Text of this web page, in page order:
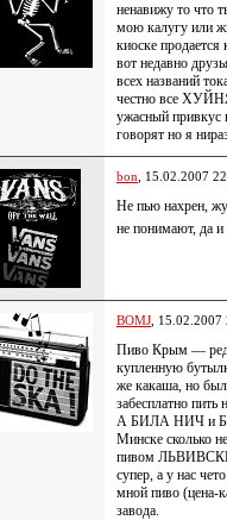
ненавижу то что
мою калугу или
киоске
вот недавно
всех названий
честно все
ужасный привкус
говорят но я
bon , 15.02.2007
Не пью нахрен,
не понимают, да и
BOMJ ,
Пиво Крым —
купленную
же какаша, но
забесплатно пить
А БИЛА НИЧ и
Минске сколько
пивом ЛЬВИВСКЕ
супер, а у нас
мной пиво
завода.